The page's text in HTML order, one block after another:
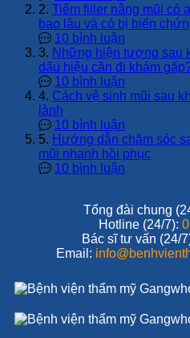
2. Tiêm filler nâng mũi có
bao lâu và có bị biến
10 bình luận
3. Những hiện tượng sau
dấu hiệu cần đi khám
10 bình luận
4. Cách vệ sinh mũi sau
lành
10 bình luận
5. Hướng dẫn chăm sóc
mũi nhanh hồi phục
10 bình luận
Tổng đài chung
Hotline (24/7):
Bác sĩ tư vấn (24/
Email: